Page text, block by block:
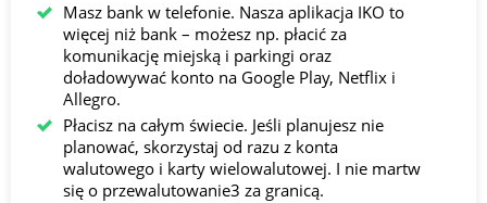
Masz bank w telefonie. Nasza aplikacja IKO to
więcej niż bank – możesz np. płacić za
komunikację miejską i parkingi oraz
doładowywać konto na Google Play, Netflix i
Allegro.
Płacisz na całym świecie. Jeśli planujesz nie
planować, skorzystaj od razu z konta
walutowego i karty wielowalutowej. I nie martw
się o przewalutowanie3 za granicą.